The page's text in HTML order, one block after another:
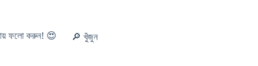
ফলো করুন! 😍 🔎 খুঁজুন